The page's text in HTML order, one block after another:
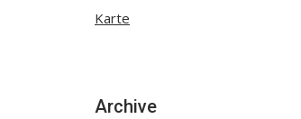
Karte
Archive